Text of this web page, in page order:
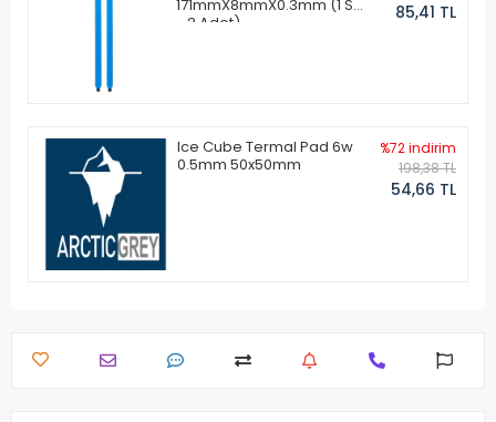
171mmX8mmX0.3mm (1 Set
- 2 Adet)
85,41 TL
Ice Cube Termal Pad 6w
0.5mm 50x50mm
%72 indirim
198,38 TL
54,66 TL